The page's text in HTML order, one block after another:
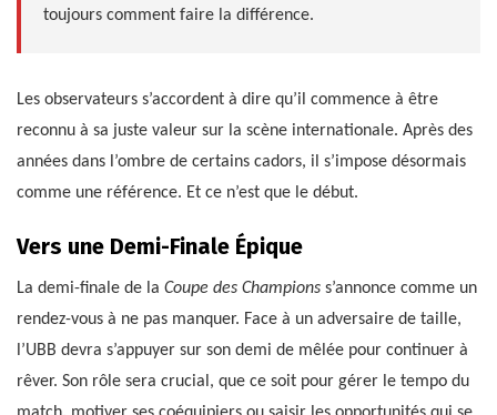
toujours comment faire la différence.
Les observateurs s’accordent à dire qu’il commence à être
reconnu à sa juste valeur sur la scène internationale. Après des
années dans l’ombre de certains cadors, il s’impose désormais
comme une référence. Et ce n’est que le début.
Vers une Demi-Finale Épique
La demi-finale de la Coupe des Champions s’annonce comme un
rendez-vous à ne pas manquer. Face à un adversaire de taille,
l’UBB devra s’appuyer sur son demi de mêlée pour continuer à
rêver. Son rôle sera crucial, que ce soit pour gérer le tempo du